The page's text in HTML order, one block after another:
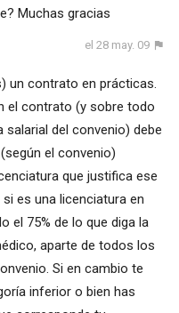
Muchas gracias
el 28 may. 09
un contrato en prácticas.
el contrato (y sobre todo
salarial del convenio) debe
el convenio)
que justifica ese
es una licenciatura en
el 75% de lo que diga la
aparte de todos los
Si en cambio te
inferior o bien has